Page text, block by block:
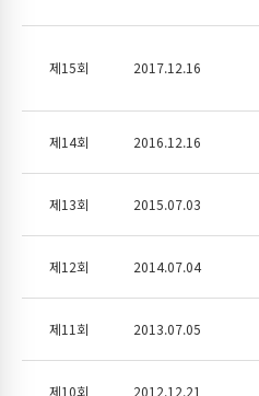
제15회 2017.12.16
제14회 2016.12.16
제13회 2015.07.03
제12회 2014.07.04
제11회 2013.07.05
제10회 2012.12.21